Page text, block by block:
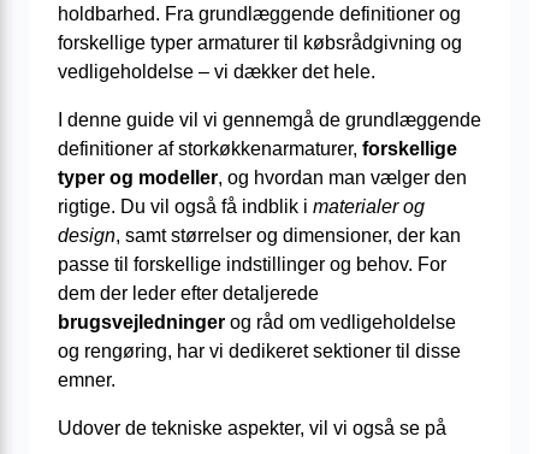
holdbarhed. Fra grundlæggende definitioner og
forskellige typer armaturer til købsrådgivning og
vedligeholdelse – vi dækker det hele.
I denne guide vil vi gennemgå de grundlæggende
definitioner af storkøkkenarmaturer, forskellige
typer og modeller, og hvordan man vælger den
rigtige. Du vil også få indblik i materialer og
design, samt størrelser og dimensioner, der kan
passe til forskellige indstillinger og behov. For
dem der leder efter detaljerede
brugsvejledninger og råd om vedligeholdelse
og rengøring, har vi dedikeret sektioner til disse
emner.
Udover de tekniske aspekter, vil vi også se på